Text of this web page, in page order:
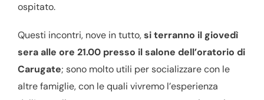
ospitato.
Questi incontri, nove in tutto,si terranno il giovedì
sera alle ore 21.00 presso il salone dell’oratorio di
Carugate; sono molto utili per socializzare con le
altre famiglie, con le quali vivremo l’esperienza